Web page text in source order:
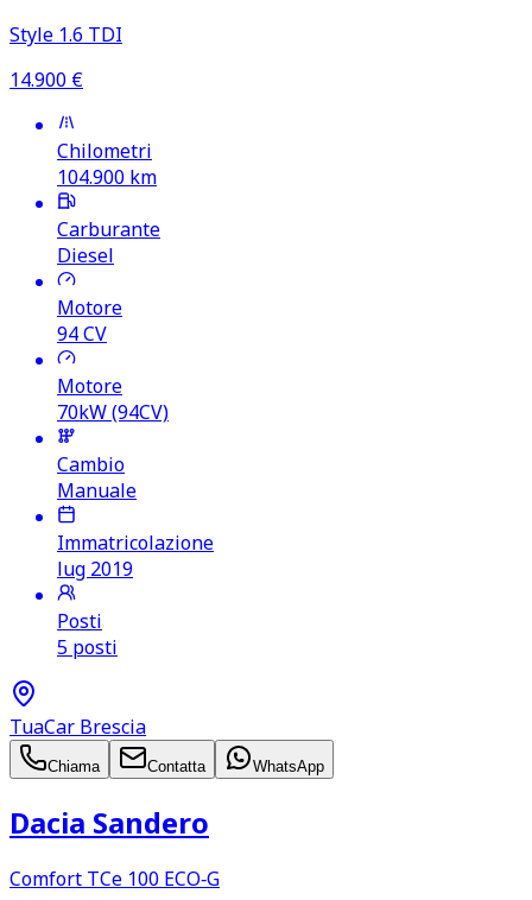
Style 1.6 TDI
14.900 €
Chilometri
104.900 km
Carburante
Diesel
Motore
94CV
Motore
70kW (94CV)
Cambio
Manuale
Immatricolazione
lug 2019
Posti
5 posti
TuaCar Brescia
Chiama Contatta WhatsApp
Dacia Sandero
Comfort TCe 100 ECO‑G